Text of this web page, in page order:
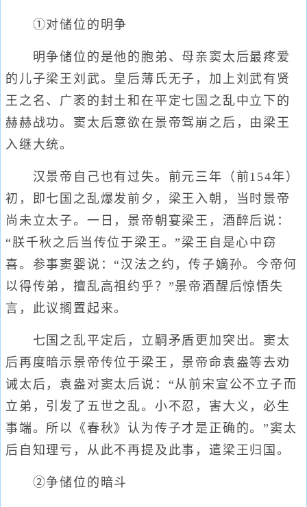
①对储位的明争
明争储位的是他的胞弟、母亲窦太后最疼爱
的儿子梁王刘武。皇后薄氏无子，加上刘武有贤
王之名、广袤的封土和在平定七国之乱中立下的
赫赫战功。窦太后意欲在景帝驾崩之后，由梁王
入继大统。
汉景帝自己也有过失。前元三年（前154年）
初，即七国之乱爆发前夕，梁王入朝，当时景帝
尚未立太子。一日，景帝朝宴梁王，酒醉后说：
“朕千秋之后当传位于梁王。”梁王自是心中窃
喜。参事窦婴说：“汉法之约，传子嫡孙。今帝何
以得传弟，擅乱高祖约乎？”景帝酒醒后惊悟失
言，此议搁置起来。
七国之乱平定后，立嗣矛盾更加突出。窦太
后再度暗示景帝传位于梁王，景帝命袁盎等去劝
诫太后，袁盎对窦太后说：“从前宋宣公不立子而
立弟，引发了五世之乱。小不忍，害大义，必生
事端。所以《春秋》认为传子才是正确的。”窦太
后自知理亏，从此不再提及此事，遣梁王归国。
②争储位的暗斗